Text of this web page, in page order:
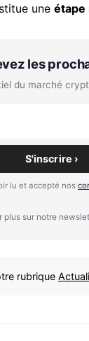
une étape
les
du marché
S'inscrire ›
lu et accepté nos
plus sur notre
rubrique